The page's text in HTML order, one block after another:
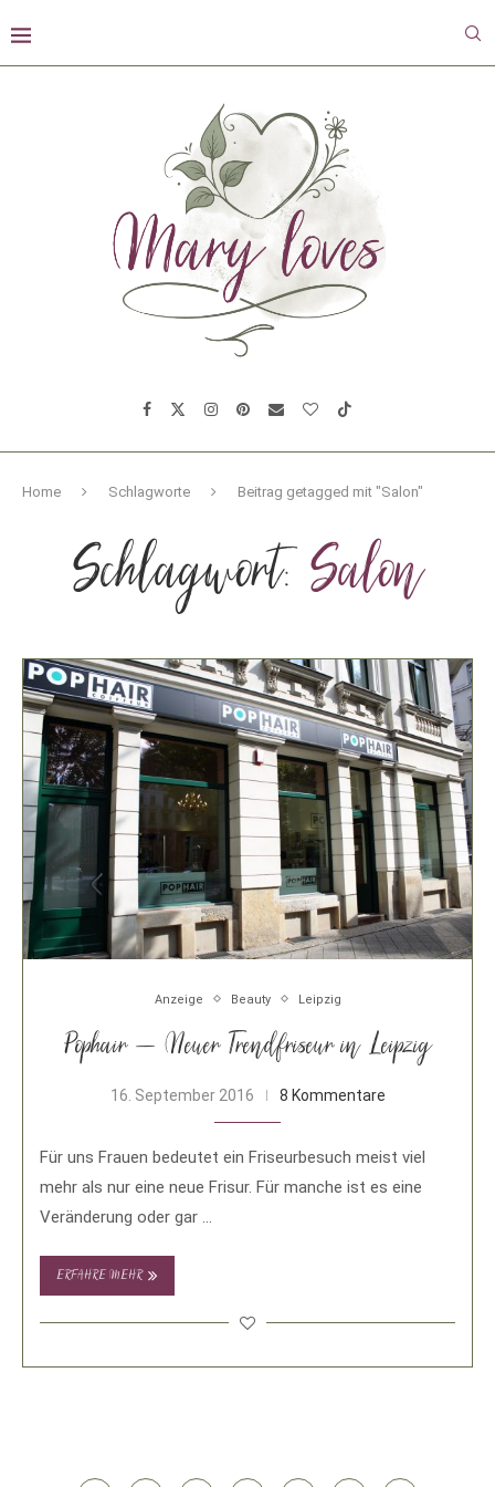
Home Schlagworte Beitrag getagged mit "Salon"
Schlagwort:Salon
Anzeige Beauty Leipzig
Pophair – Neuer Trendfriseur in Leipzig
16. September 2016 8 Kommentare
Für uns Frauen bedeutet ein Friseurbesuch meist viel
mehr als nur eine neue Frisur. Für manche ist es eine
Veränderung oder gar …
ERFAHRE MEHR